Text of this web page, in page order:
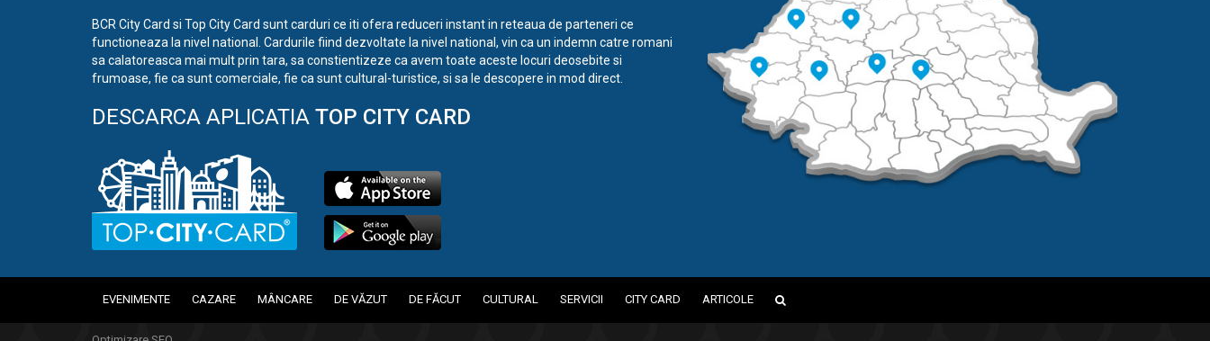
BCR City Card si Top City Card sunt carduri ce iti ofera reduceri instant in reteaua de parteneri ce
functioneaza la nivel national. Cardurile fiind dezvoltate la nivel national, vin ca un indemn catre romani
sa calatoreasca mai mult prin tara, sa constientizeze ca avem toate aceste locuri deosebite si
frumoase, fie ca sunt comerciale, fie ca sunt cultural-turistice, si sa le descopere in mod direct.
DESCARCA APLICATIA TOP CITY CARD
EVENIMENTE CAZARE MÂNCARE DE VĂZUT DE FĂCUT CULTURAL SERVICII CITY CARD ARTICOLE